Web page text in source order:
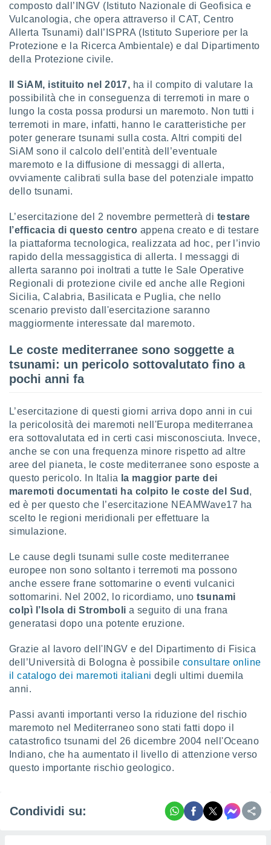
dei
ad
al
In
ti
che
per
nel
il
o
potrai
non
dei
noi e i
simili
quali la
su
web,
di
dati
al quale
Per
tuo
dei
composto dall’INGV (Istituto Nazionale di Geofisica e
Vulcanologia, che opera attraverso il CAT, Centro
Allerta Tsunami) dall’ISPRA (Istituto Superiore per la
Protezione e la Ricerca Ambientale) e dal Dipartimento
della Protezione civile.
Il SiAM, istituito nel 2017, ha il compito di valutare la
possibilità che in conseguenza di terremoti in mare o
lungo la costa possa prodursi un maremoto. Non tutti i
terremoti in mare, infatti, hanno le caratteristiche per
poter generare tsunami sulla costa. Altri compiti del
SiAM sono il calcolo dell’entità dell’eventuale
maremoto e la diffusione di messaggi di allerta,
ovviamente calibrati sulla base del potenziale impatto
dello tsunami.
L’esercitazione del 2 novembre permetterà di testare
l’efficacia di questo centro appena creato e di testare
la piattaforma tecnologica, realizzata ad hoc, per l’invio
rapido della messaggistica di allerta. I messaggi di
allerta saranno poi inoltrati a tutte le Sale Operative
Regionali di protezione civile ed anche alle Regioni
Sicilia, Calabria, Basilicata e Puglia, che nello
scenario previsto dall'esercitazione saranno
maggiormente interessate dal maremoto.
Le coste mediterranee sono soggette a
tsunami: un pericolo sottovalutato fino a
pochi anni fa
L’esercitazione di questi giorni arriva dopo anni in cui
la pericolosità dei maremoti nell'Europa mediterranea
era sottovalutata ed in certi casi misconosciuta. Invece,
anche se con una frequenza minore rispetto ad altre
aree del pianeta, le coste mediterranee sono esposte a
questo pericolo. In Italia la maggior parte dei
maremoti documentati ha colpito le coste del Sud ,
ed è per questo che l’esercitazione NEAMWave17 ha
scelto le regioni meridionali per effettuare la
simulazione.
Le cause degli tsunami sulle coste mediterranee
europee non sono soltanto i terremoti ma possono
anche essere frane sottomarine o eventi vulcanici
sottomarini. Nel 2002, lo ricordiamo, unotsunami
colpì l’Isola di Stromboli a seguito di una frana
generatasi dopo una potente eruzione.
Grazie al lavoro dell'INGV e del Dipartimento di Fisica
dell’Università di Bologna è possibile consultare online
il catalogo dei maremoti italiani degli ultimi duemila
anni.
Passi avanti importanti verso la riduzione del rischio
maremoto nel Mediterraneo sono stati fatti dopo il
catastrofico tsunami del 26 dicembre 2004 nell'Oceano
Indiano, che ha aumentato il livello di attenzione verso
questo importante rischio geologico.
Condividi su: